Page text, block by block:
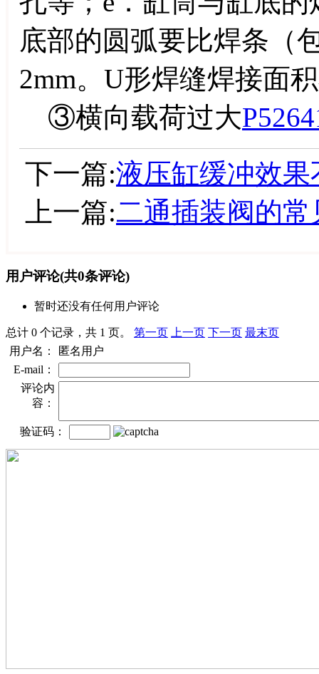
底部的圆弧要比焊条（
2mm。U形焊缝焊接面
③横向载荷过大
下一篇:液压缸缓冲效
上一篇:二通插装阀的
用户评论(共0条评论)
暂时还没有任何用户评论
总计 0 个记录，共 1 页。 第一页 上一页 下一页 最末页
用户名：
匿名用户
E-mail：
评论内
容：
验证码：